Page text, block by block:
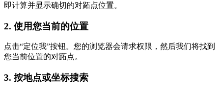
即计算并显示确切的对跖点位置。
2. 使用您当前的位置
点击“定位我”按钮。您的浏览器会请求权限，然后我们将找到
您当前位置的对跖点。
3. 按地点或坐标搜索